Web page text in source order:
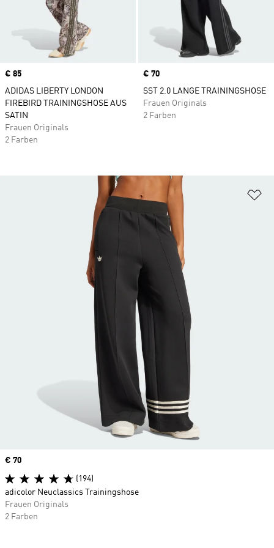
Price
€ 85
ADIDAS LIBERTY LONDON
FIREBIRD TRAININGSHOSE AUS
SATIN
Frauen Originals
2 Farben
Price
€ 70
SST 2.0 LANGE TRAININGSHOSE
Frauen Originals
2 Farben
Price
€ 70
(194)
adicolor Neuclassics Trainingshose
Frauen Originals
2 Farben